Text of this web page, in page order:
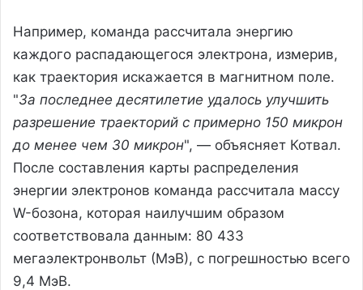
Например, команда рассчитала энергию
каждого распадающегося электрона, измерив,
как траектория искажается в магнитном поле.
"За последнее десятилетие удалось улучшить
разрешение траекторий с примерно 150 микрон
до менее чем 30 микрон", — объясняет Котвал.
После составления карты распределения
энергии электронов команда рассчитала массу
W-бозона, которая наилучшим образом
соответствовала данным: 80 433
мегаэлектронвольт (МэВ), с погрешностью всего
9,4 МэВ.